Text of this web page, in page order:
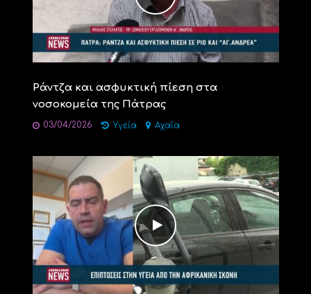
Ράντζα και ασφυκτική πίεση στα
νοσοκομεία της Πάτρας
03/04/2026 Υγεία Αχαΐα